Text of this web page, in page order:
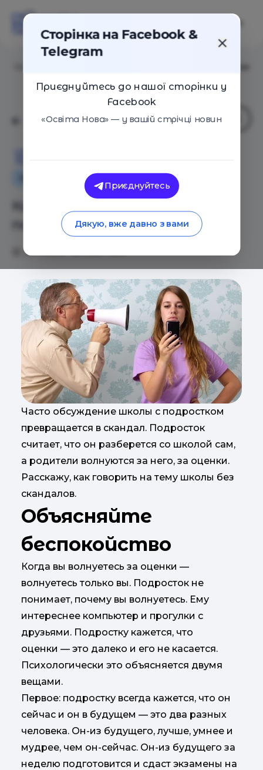
Особистий досвід Як це працює
Как обсуждать школу с
подростком
26.11.2019
Часто обсуждение школы с подростком
превращается в скандал. Подросток
считает, что он разберется со школой сам,
а родители волнуются за него, за оценки.
Расскажу, как говорить на тему школы без
скандалов.
Объясняйте
беспокойство
Когда вы волнуетесь за оценки —
волнуетесь только вы. Подросток не
понимает, почему вы волнуетесь. Ему
интереснее компьютер и прогулки с
друзьями. Подростку кажется, что
оценки — это далеко и его не касается.
Психологически это объясняется двумя
вещами.
Первое: подростку всегда кажется, что он
сейчас и он в будущем — это два разных
человека. Он-из будущего, лучше, умнее и
мудрее, чем он-сейчас. Он-из будущего за
неделю подготовится и сдаст экзамены на
Сторінка на Facebook &
Telegram
Приєднуйтесь до нашої сторінки у
Facebook
«Освіта Нова» — у вашій стрічці новин
Приєднуйтесь
Дякую, вже давно з вами